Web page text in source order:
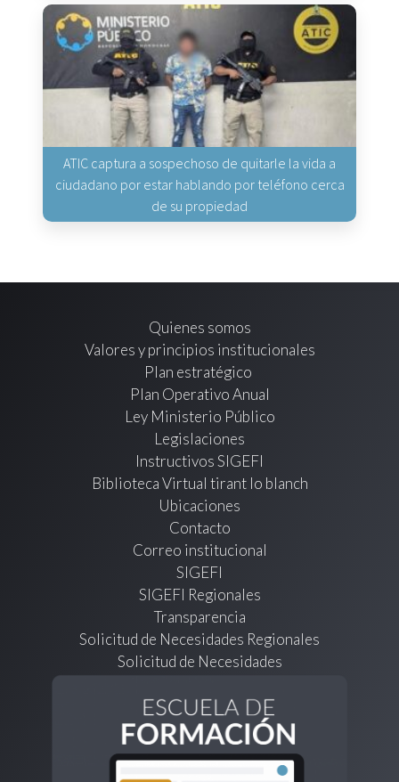
ATIC captura a sospechoso de quitarle la vida a
ciudadano por estar hablando por teléfono cerca
de su propiedad
Quienes somos
Valores y principios institucionales
Plan estratégico
Plan Operativo Anual
Ley Ministerio Público
Legislaciones
Instructivos SIGEFI
Biblioteca Virtual tirant lo blanch
Ubicaciones
Contacto
Correo institucional
SIGEFI
SIGEFI Regionales
Transparencia
Solicitud de Necesidades Regionales
Solicitud de Necesidades